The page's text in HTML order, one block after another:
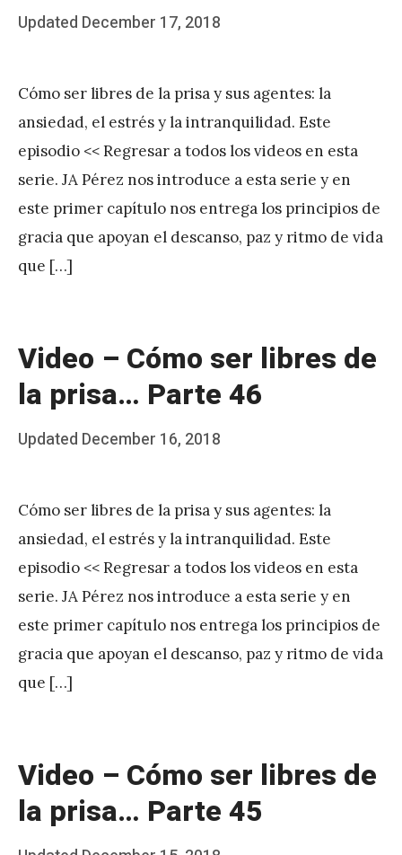
Posted
Updated December 17, 2018
b
J
A
P
é
r
e
z
Cómo ser libres de la prisa y sus agentes: la
ansiedad, el estrés y la intranquilidad. Este
episodio << Regresar a todos los videos en esta
serie. JA Pérez nos introduce a esta serie y en
este primer capítulo nos entrega los principios de
gracia que apoyan el descanso, paz y ritmo de vida
que […]
Video – Cómo ser libres de
la prisa… Parte 46
Posted
Updated December 16, 2018
b
J
A
P
é
r
e
z
Cómo ser libres de la prisa y sus agentes: la
ansiedad, el estrés y la intranquilidad. Este
episodio << Regresar a todos los videos en esta
serie. JA Pérez nos introduce a esta serie y en
este primer capítulo nos entrega los principios de
gracia que apoyan el descanso, paz y ritmo de vida
que […]
Video – Cómo ser libres de
la prisa… Parte 45